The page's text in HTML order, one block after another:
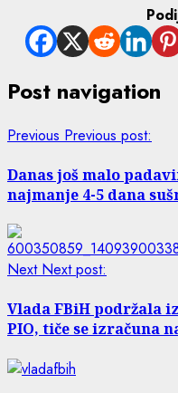
Post navigation
Previous Previous post:
Danas još malo
najmanje 4-5 dana
Next Next post:
Vlada FBiH podržala
PIO, tiče se izračuna